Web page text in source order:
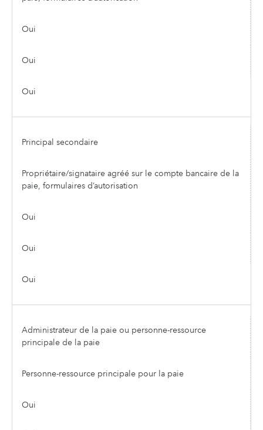
Oui
Oui
Oui
Principal secondaire
Propriétaire/signataire agréé sur le compte bancaire de la
paie, formulaires d’autorisation
Oui
Oui
Oui
Administrateur de la paie ou personne-ressource
principale de la paie
Personne-ressource principale pour la paie
Oui